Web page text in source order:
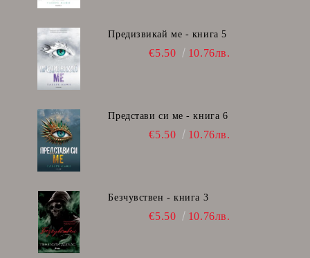
Предизвикай ме - книга 5
€5.50 10.76лв.
Представи си ме - книга 6
€5.50 10.76лв.
Безчувствен - книга 3
€5.50 10.76лв.